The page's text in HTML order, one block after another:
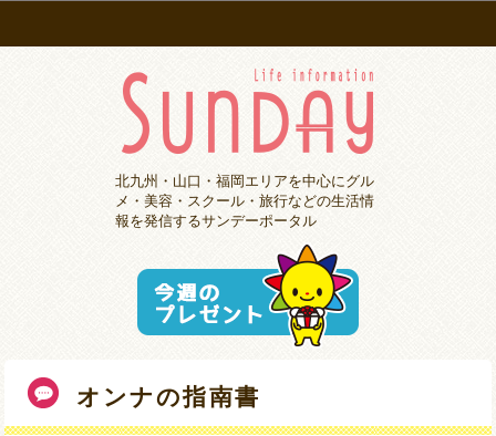
北九州・山口・福岡エリアを中心にグル
メ・美容・スクール・旅行などの生活情
報を発信するサンデーポータル
オンナの指南書